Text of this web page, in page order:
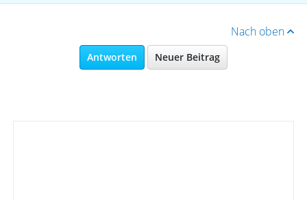
Nach oben
Antworten Neuer Beitrag